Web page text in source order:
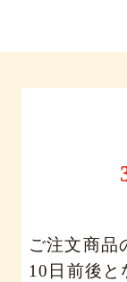
ご注文商品
10日前後と